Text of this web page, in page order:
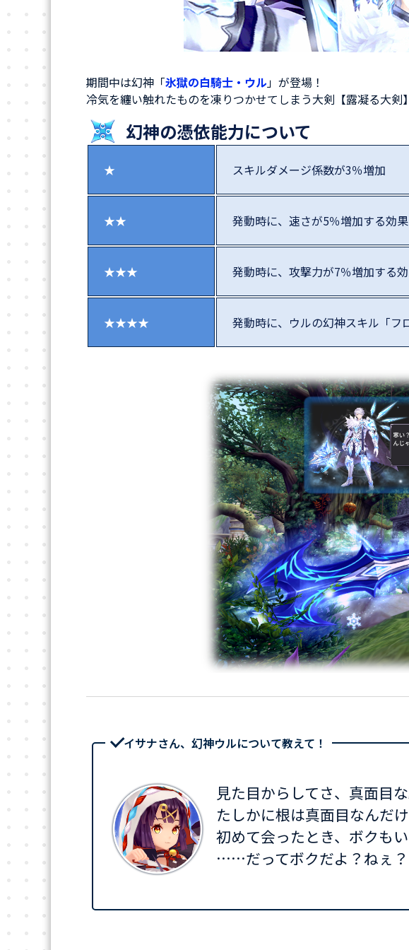
期間中は幻神「氷獄の白騎士・ウル」が登場！
冷気を纏い触れたものを凍りつかせてしまう大剣【露凝る大
幻神の憑依能力について
★ スキルダメージ係数が3％増加
★★ 発動時に、速さが5％増加する効
★★★ 発動時に、攻撃力が7％増加する
★★★★ 発動時に、ウルの幻神スキル「フ
イサナさん、幻神ウルについて教えて！
見た目からしてさ、真面目
たしかに根は真面目なんだ
初めて会ったとき、ボクも
……だってボクだよ？ねぇ？